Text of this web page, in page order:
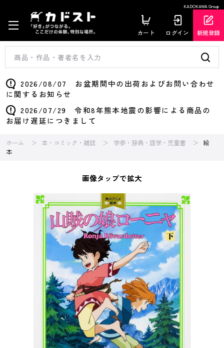
KADOKAWA Group
カート ログイン 新規登録
2026/08/07 お盆期間中の出荷およびお問い合わせ
に関するお知らせ
2026/07/29 令和8年熊本地震の影響による商品の
お届け遅延につきまして
ホーム 本・コミック・雑誌 学参・辞典・語学・児童書
絵
本
画像タップで拡大